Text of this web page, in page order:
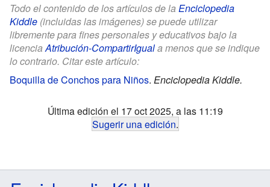
Todo el contenido de los artículos de la Enciclopedia
Kiddle (incluidas las imágenes) se puede utilizar
libremente para fines personales y educativos bajo la
licenciaAtribución-CompartirIguala menos que se indique
lo contrario. Citar este artículo:
Boquilla de Conchos para Niños. Enciclopedia Kiddle.
Última edición el 17 oct 2025, a las 11:19
Sugerir una edición.